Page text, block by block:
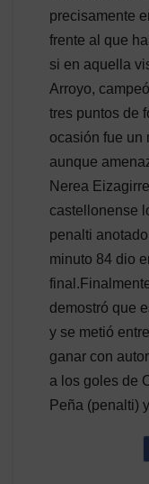
precisamente
frente al que
si en aquella
Arroyo,
tres puntos de
ocasión fue un
aunque
Nerea
castellonense
penalti
minuto 84 dio
demostró que
y se metió
ganar con
a los goles de
Peña (penalti)